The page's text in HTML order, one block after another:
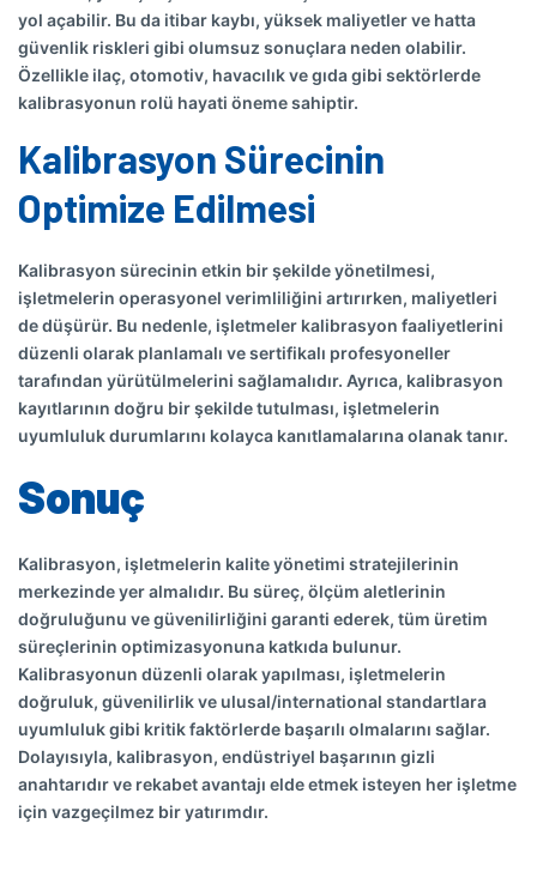
yol açabilir. Bu da itibar kaybı, yüksek maliyetler ve hatta
güvenlik riskleri gibi olumsuz sonuçlara neden olabilir.
Özellikle ilaç, otomotiv, havacılık ve gıda gibi sektörlerde
kalibrasyonun rolü hayati öneme sahiptir.
Kalibrasyon Sürecinin
Optimize Edilmesi
Kalibrasyon sürecinin etkin bir şekilde yönetilmesi,
işletmelerin operasyonel verimliliğini artırırken, maliyetleri
de düşürür. Bu nedenle, işletmeler kalibrasyon faaliyetlerini
düzenli olarak planlamalı ve sertifikalı profesyoneller
tarafından yürütülmelerini sağlamalıdır. Ayrıca, kalibrasyon
kayıtlarının doğru bir şekilde tutulması, işletmelerin
uyumluluk durumlarını kolayca kanıtlamalarına olanak tanır.
Sonuç
Kalibrasyon, işletmelerin kalite yönetimi stratejilerinin
merkezinde yer almalıdır. Bu süreç, ölçüm aletlerinin
doğruluğunu ve güvenilirliğini garanti ederek, tüm üretim
süreçlerinin optimizasyonuna katkıda bulunur.
Kalibrasyonun düzenli olarak yapılması, işletmelerin
doğruluk, güvenilirlik ve ulusal/international standartlara
uyumluluk gibi kritik faktörlerde başarılı olmalarını sağlar.
Dolayısıyla, kalibrasyon, endüstriyel başarının gizli
anahtarıdır ve rekabet avantajı elde etmek isteyen her işletme
için vazgeçilmez bir yatırımdır.